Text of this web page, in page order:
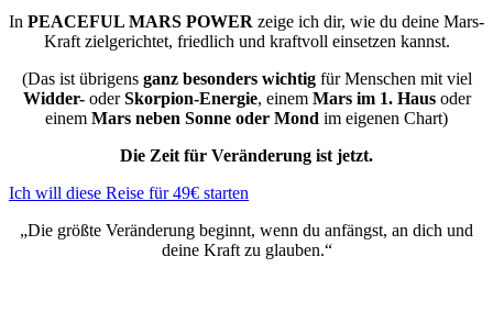
In PEACEFUL MARS POWER zeige ich dir, wie du deine Mars-
Kraft zielgerichtet, friedlich und kraftvoll einsetzen kannst.
(Das ist übrigens ganz besonders wichtigfür Menschen mit viel
Widder-oderSkorpion-Energie, einemMars im 1. Hausoder
einem Mars neben Sonne oder Mond im eigenen Chart)
Die Zeit für Veränderung ist jetzt.
Ich will diese Reise für 49€ starten
„Die größte Veränderung beginnt, wenn du anfängst, an dich und
deine Kraft zu glauben.“